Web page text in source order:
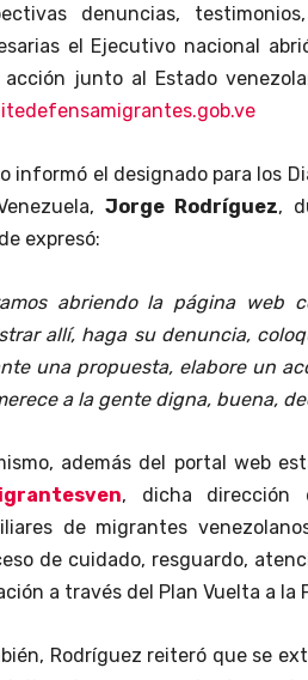
denuncias,
el Ejecutivo nacional
acción junto al Estado
informó el designado para los
Jorge Rodríguez,
expresó:
abriendo la página web
allí, haga su denuncia,
una propuesta, elabore un
a la gente digna, buena,
además del portal web
, dicha dirección
de migrantes
de cuidado, resguardo,
a través del Plan Vuelta a la
Rodríguez reiteró que se